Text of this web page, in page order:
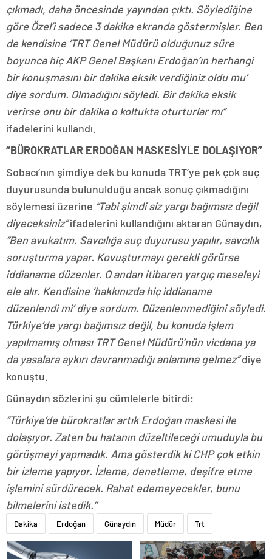
çıkmadı, daha öncesinde yayından çıktı. Söylediğine
göre Özel’i sadece 3 dakika ekranda göstermişler. Ben
de kendisine ‘TRT Genel Müdürü olduğunuz süre
boyunca hiç AKP Genel Başkanı Erdoğan’ın herhangi
bir konuşmasını bir dakika eksik verdiğiniz oldu mu’
diye sordum. Olmadığını söyledi. Bir dakika eksik
verirse onu bir dakika o koltukta oturturlar mı”
ifadelerini kullandı.
“BÜROKRATLAR ERDOĞAN MASKESİYLE DOLAŞIYOR”
Sobacı’nın şimdiye dek bu konuda TRT’ye pek çok suç
duyurusunda bulunulduğu ancak sonuç çıkmadığını
söylemesi üzerine “Tabi şimdi siz yargı bağımsız değil
diyeceksiniz”ifadelerini kullandığını aktaran Günaydın,
“Ben avukatım. Savcılığa suç duyurusu yapılır, savcılık
soruşturma yapar. Kovuşturmayı gerekli görürse
iddianame düzenler. O andan itibaren yargıç meseleyi
ele alır. Kendisine ‘hakkınızda hiç iddianame
düzenlendi mi’ diye sordum. Düzenlenmediğini söyledi.
Türkiye’de yargı bağımsız değil, bu konuda işlem
yapılmamış olması TRT Genel Müdürü’nün vicdana ya
da yasalara aykırı davranmadığı anlamına gelmez”diye
konuştu.
Günaydın sözlerini şu cümlelerle bitirdi:
“Türkiye’de bürokratlar artık Erdoğan maskesi ile
dolaşıyor. Zaten bu hatanın düzeltileceği umuduyla bu
görüşmeyi yapmadık. Ama gösterdik ki CHP çok etkin
bir izleme yapıyor. İzleme, denetleme, deşifre etme
işlemini sürdürecek. Rahat edemeyecekler, bunu
bilmelerini istedik.”
Dakika Erdoğan Günaydın Müdür Trt